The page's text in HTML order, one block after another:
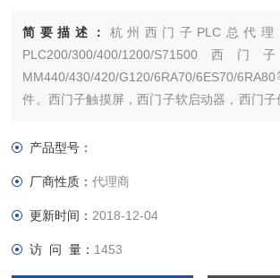
简要描述： 杭州西门子PLC总代
PLC200/300/400/1200/S71500西
MM440/430/420/G120/6RA70/6ES70/
件。西门子触摸屏，西门子软启动器，西门
本公司购买的产品，保证*，假一罚十，质保一
产品型号：
厂商性质：代理商
更新时间： 2018-12-04
访 问 量： 1453